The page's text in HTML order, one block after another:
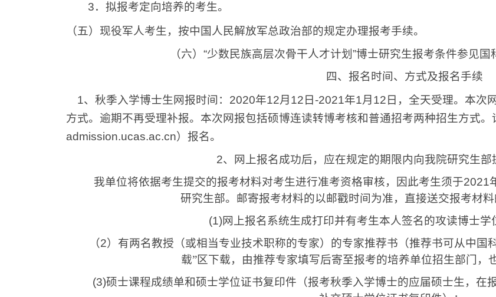
3．拟报考定向培养的考生。
（五）现役军人考生，按中国人民解放军总政治部的规定办理报考手续。
（六） “少数民族高层次骨干人才计划 ”博士研究生报考条件参见国
四、报名时间、方式及报名手续
1、秋季入学博士生网报时间： 2020年12月 12 日 -2021年1月 12 日，全天受理。本次
方式。逾期不再受理补报。本次网报包括硕博连读转博考核和普通招考两种招生方式
admission.ucas.ac.cn）报名。
2、网上报名成功后，应在规定的期限内向我院研究生部
我单位将依据考生提交的报考材料对考生进行准考资格审核，因此考生须于2021
研究生部。邮寄报考材料的以邮戳时间为准，直接送交报考材料
(1)网上报名系统生成打印并有考生本人签名的攻读博士学
（2）有两名教授（或相当专业技术职称的专家）的专家推荐书（推荐书可从中国
载”区下载，由推荐专家填写后寄至报考的培养单位招生部门，
(3)硕士课程成绩单和硕士学位证书复印件（报考秋季入学博士的应届硕士生，在